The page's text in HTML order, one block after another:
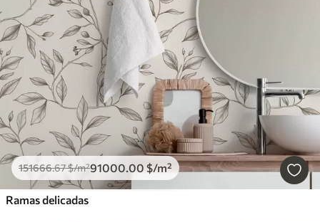
151666.67$/m²91000.00 $/m²
Ramas delicadas